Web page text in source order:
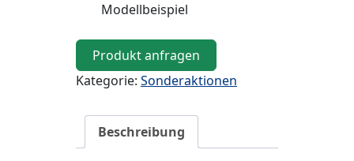
Modellbeispiel
Produkt anfragen
Kategorie: Sonderaktionen
Beschreibung